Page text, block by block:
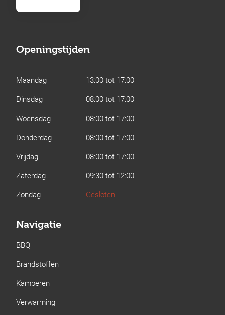
Openingstijden
Maandag
13:00 tot 17:00
Dinsdag
08:00 tot 17:00
Woensdag
08:00 tot 17:00
Donderdag
08:00 tot 17:00
Vrijdag
08:00 tot 17:00
Zaterdag
09:30 tot 12:00
Zondag
Gesloten
Navigatie
BBQ
Brandstoffen
Kamperen
Verwarming